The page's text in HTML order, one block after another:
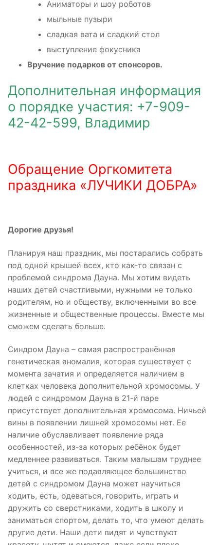
Аниматоры и шоу роботов
мыльные пузыри
сладкая вата и сладкий стол
выступление фокусника
Вручение подарков от спонсоров.
Дополнительная информация
о порядке участия: +7-909-
42-42-599, Владимир
Обращение Оргкомитета
праздника «ЛУЧИКИ ДОБРА»
Дорогие друзья!
Планируя наш праздник, мы постарались собрать
под одной крышей всех, кто как-то связан с
проблемой синдрома Дауна. Мы хотим видеть
наших детей счастливыми, нужными не только
родителям, но и обществу, включенными во все
жизненные и общественные процессы. Вместе мы
сможем сделать больше.
Синдром Дауна – самая распространённая
генетическая аномалия, которая существует с
момента зачатия и определяется наличием в
клетках человека дополнительной хромосомы. У
людей с синдромом Дауна в 21-й паре
присутствует дополнительная хромосома. Ничьей
вины в появлении лишней хромосомы нет. Ее
наличие обуславливает появление ряда
особенностей, из-за которых ребёнок будет
медленнее развиваться. Таким малышам труднее
учиться, и все же подавляющее большинство
детей с синдромом Дауна может научиться
ходить, есть, одеваться, говорить, играть и
дружить со сверстниками, ходить в школу и
заниматься спортом, делать то, что умеют делать
другие дети. Наши дети видят и чувствуют